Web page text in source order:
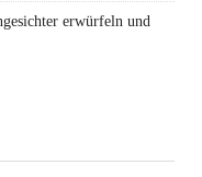
erwürfeln und